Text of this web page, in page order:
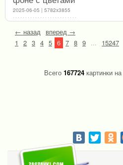
2025-06-05 | 5782x3855
← назад вперед →
1
2 3 4 5 6 7 8 9 ... 15247
Всего 167724картинки на